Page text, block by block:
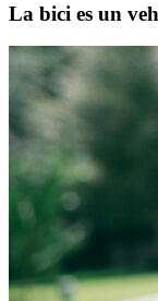
La bici es un